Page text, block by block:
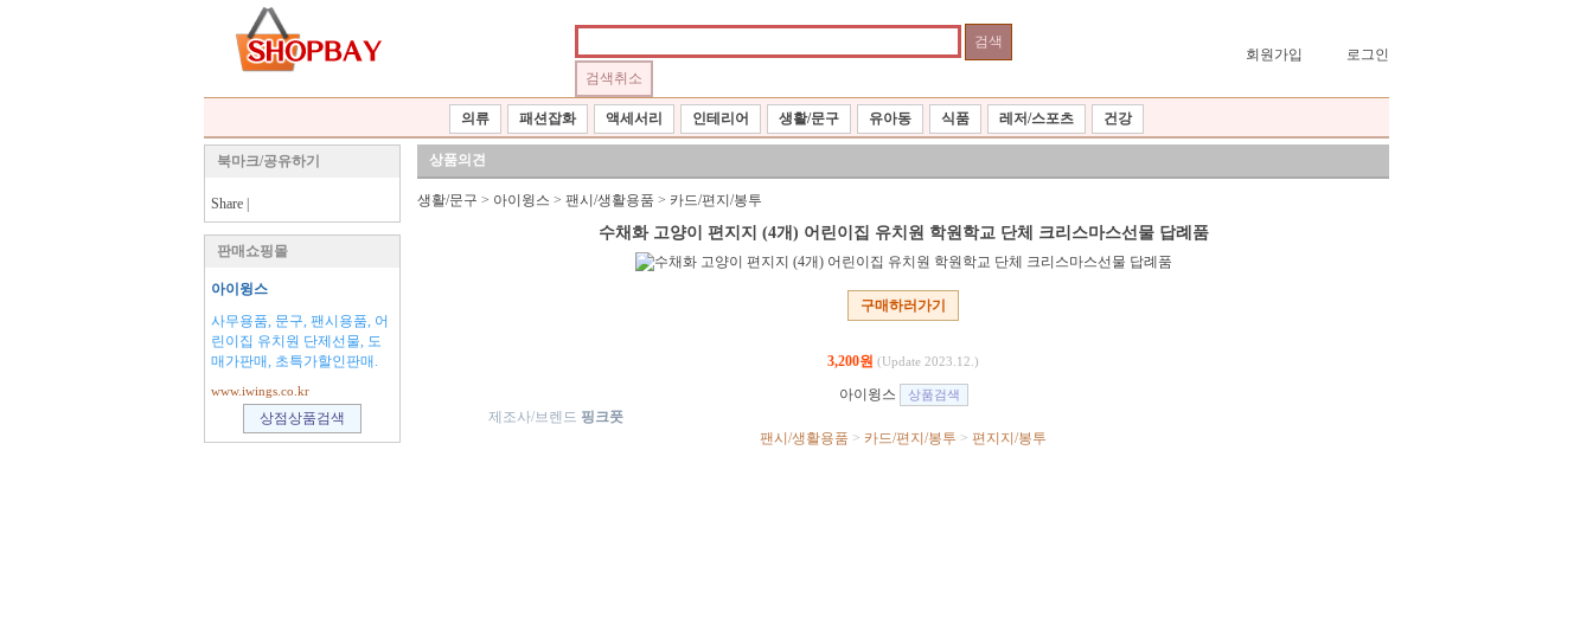
회원가입 로그인
의류 패션잡화 액세서리 인테리어 생활/문구 유아동 식품 레저/스포츠 건강
북마크/공유하기
Share
판매쇼핑몰
아이윙스
사무용품, 문구, 팬시용품, 어
린이집 유치원 단제선물, 도
매가판매, 초특가할인판매.
www.iwings.co.kr
상품의견
생활/문구 > 아이윙스 > 팬시/생활용품 > 카드/편지/봉투
수채화 고양이 편지지 (4개) 어린이집 유치원 학원학교 단체 크리스마스선물 답례품
구매하러가기
3,200원 (Update 2023.12.)
아이윙스
제조사/브렌드 핑크풋
팬시/생활용품 > 카드/편지/봉투 > 편지지/봉투